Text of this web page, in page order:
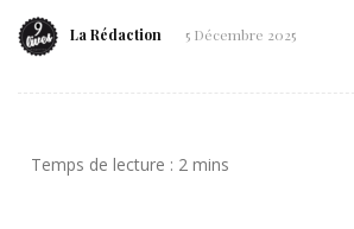
La Rédaction 5 Décembre 2025